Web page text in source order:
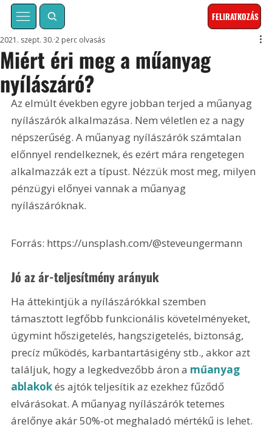
FELIRATKOZÁS
Miért éri meg a műanyag
nyílászáró?
2021. szept. 30. 2 perc olvasás
Az elmúlt években egyre jobban terjed a műanyag
nyílászárók alkalmazása. Nem véletlen ez a nagy
népszerűség. A műanyag nyílászárók számtalan
előnnyel rendelkeznek, és ezért mára rengetegen
alkalmazzák ezt a típust. Nézzük most meg, milyen
pénzügyi előnyei vannak a műanyag
nyílászáróknak.
Forrás: https://unsplash.com/@steveungermann
Jó az ár-teljesítmény arányuk
Ha áttekintjük a nyílászárókkal szemben
támasztott legfőbb funkcionális követelményeket,
úgymint hőszigetelés, hangszigetelés, biztonság,
precíz működés, karbantartásigény stb., akkor azt
találjuk, hogy a legkedvezőbb áron a műanyag
ablakok és ajtók teljesítik az ezekhez fűződő
elvárásokat. A műanyag nyílászárók tetemes
árelőnye akár 50%-ot meghaladó mértékű is lehet.